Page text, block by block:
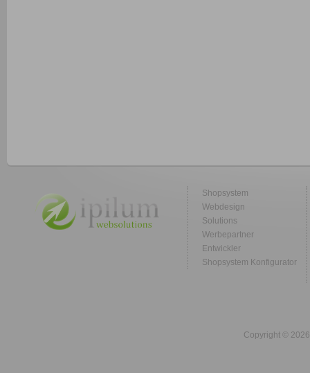
Shopsystem
Webdesign
Solutions
Werbepartner
Entwickler
Shopsystem Konfigurator
Copyright ©